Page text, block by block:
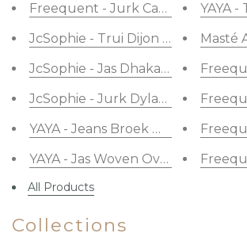
Freequent - Jurk Carly Light
JcSophie - Trui Dijon Offwhite
JcSophie - Jas Dhaka Jacket
JcSophie - Jurk Dylan Poppy Red
YAYA - Jeans Broek Wide Leg
YAYA - Jas Woven Oversized
YAYA
Masté
All Products
Collections